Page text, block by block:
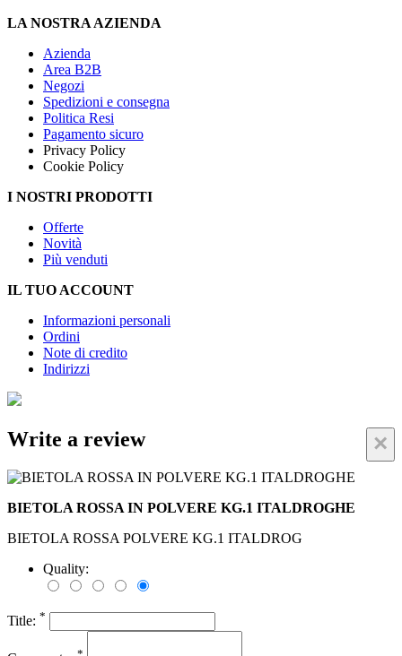
LA NOSTRA AZIENDA
Azienda
Area B2B
Negozi
Spedizioni e consegna
Politica Resi
Pagamento sicuro
Privacy Policy
Cookie Policy
I NOSTRI PRODOTTI
Offerte
Novità
Più venduti
IL TUO ACCOUNT
Informazioni personali
Ordini
Note di credito
Indirizzi
×
Write a review
BIETOLA ROSSA IN POLVERE KG.1 ITALDROGHE
BIETOLA ROSSA POLVERE KG.1 ITALDROG
Quality:
Title: *